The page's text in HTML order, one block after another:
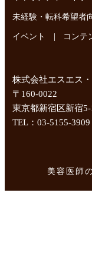
未経験・転科希望者
イベント | コンテ
株式会社エスエス
〒160-0022
東京都新宿区新宿
TEL：03-5155-3909
美容医師